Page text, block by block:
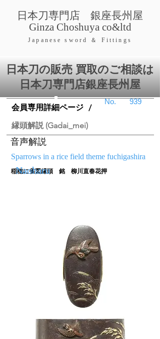
​日本刀専門店 銀座長州屋
​Ginza Choshuya co&ltd
​Japanese sword ＆ Fittings
日本刀の販売 買取のご相談は
日本刀専門店銀座⻑州屋
会員専用詳細ページ /
縁頭解説 (Gadai_mei)
​No. 939
稲穂に雀図縁頭 銘 柳川直春花押
Sparrows in a rice field theme fuchigashira
Naoharu
音声解説